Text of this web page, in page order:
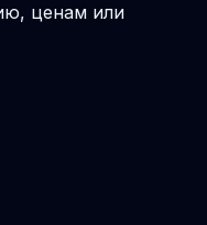
ценам или